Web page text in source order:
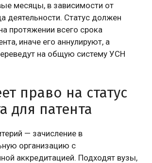
месяцы, в зависимости от
деятельности. Статус должен
протяжении всего срока
иначе его аннулируют, а
на общую систему УСН
право на статус
для патента
— зачисление в
организацию с
аккредитацией. Подходят вузы,